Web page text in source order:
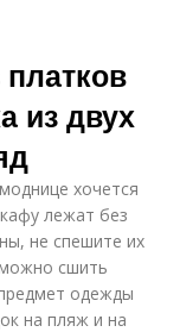
из двух
хочется
лежат без
не спешите их
сшить
одежды
на пляж и на